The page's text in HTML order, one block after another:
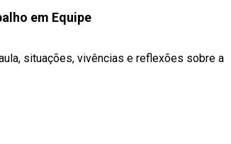
em Equipe
situações, vivências e reflexões sobre a